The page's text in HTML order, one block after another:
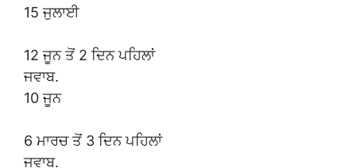
15 ਜੁਲਾਈ
12 ਜੂਨ ਤੋਂ 2 ਦਿਨ ਪਹਿਲਾਂ
ਜਵਾਬ.
10 ਜੂਨ
6 ਮਾਰਚ ਤੋਂ 3 ਦਿਨ ਪਹਿਲਾਂ
ਜਵਾਬ.